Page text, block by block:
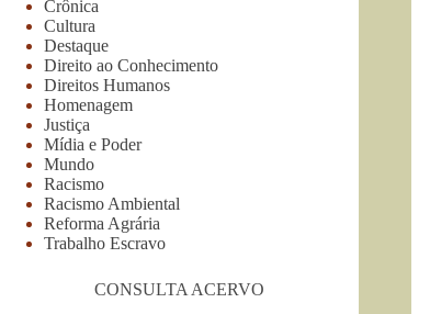
Crônica
Cultura
Destaque
Direito ao Conhecimento
Direitos Humanos
Homenagem
Justiça
Mídia e Poder
Mundo
Racismo
Racismo Ambiental
Reforma Agrária
Trabalho Escravo
CONSULTA ACERVO